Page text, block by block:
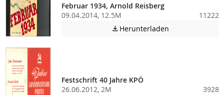
Februar 1934, Arnold Reisberg
09.04.2014, 12.5M
11222
 Herunterladen
Festschrift 40 Jahre KPÖ
26.06.2012, 2M
3928